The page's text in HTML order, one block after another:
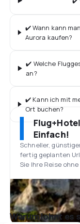
✔️ Wann kann
Aurora kaufen?
✔️ Welche
an?
✔️ Kann ich mit
Ort buchen?
Einfach!
Schneller,
fertig geplanten
Sie Ihre Reise
Warum lohnt es